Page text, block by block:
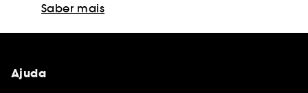
Saber mais
Ajuda